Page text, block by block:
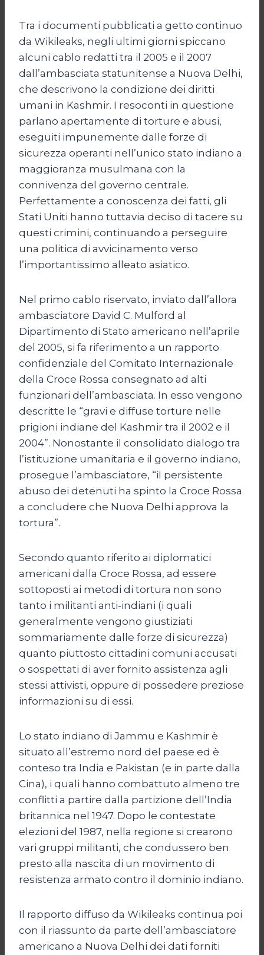
Tra i documenti pubblicati a getto continuo
da Wikileaks, negli ultimi giorni spiccano
alcuni cablo redatti tra il 2005 e il 2007
dall’ambasciata statunitense a Nuova Delhi,
che descrivono la condizione dei diritti
umani in Kashmir. I resoconti in questione
parlano apertamente di torture e abusi,
eseguiti impunemente dalle forze di
sicurezza operanti nell’unico stato indiano a
maggioranza musulmana con la
connivenza del governo centrale.
Perfettamente a conoscenza dei fatti, gli
Stati Uniti hanno tuttavia deciso di tacere su
questi crimini, continuando a perseguire
una politica di avvicinamento verso
l’importantissimo alleato asiatico.
Nel primo cablo riservato, inviato dall’allora
ambasciatore David C. Mulford al
Dipartimento di Stato americano nell’aprile
del 2005, si fa riferimento a un rapporto
confidenziale del Comitato Internazionale
della Croce Rossa consegnato ad alti
funzionari dell’ambasciata. In esso vengono
descritte le “gravi e diffuse torture nelle
prigioni indiane del Kashmir tra il 2002 e il
2004”. Nonostante il consolidato dialogo tra
l’istituzione umanitaria e il governo indiano,
prosegue l’ambasciatore, “il persistente
abuso dei detenuti ha spinto la Croce Rossa
a concludere che Nuova Delhi approva la
tortura”.
Secondo quanto riferito ai diplomatici
americani dalla Croce Rossa, ad essere
sottoposti ai metodi di tortura non sono
tanto i militanti anti-indiani (i quali
generalmente vengono giustiziati
sommariamente dalle forze di sicurezza)
quanto piuttosto cittadini comuni accusati
o sospettati di aver fornito assistenza agli
stessi attivisti, oppure di possedere preziose
informazioni su di essi.
Lo stato indiano di Jammu e Kashmir è
situato all’estremo nord del paese ed è
conteso tra India e Pakistan (e in parte dalla
Cina), i quali hanno combattuto almeno tre
conflitti a partire dalla partizione dell’India
britannica nel 1947. Dopo le contestate
elezioni del 1987, nella regione si crearono
vari gruppi militanti, che condussero ben
presto alla nascita di un movimento di
resistenza armato contro il dominio indiano.
Il rapporto diffuso da Wikileaks continua poi
con il riassunto da parte dell’ambasciatore
americano a Nuova Delhi dei dati forniti